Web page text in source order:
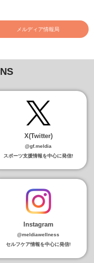
メルディア情報局
X(Twitter)
@gf.meldia
スポーツ支援情報を中心に発信!
Instagram
@meldiawellness
セルフケア情報を中心に発信!